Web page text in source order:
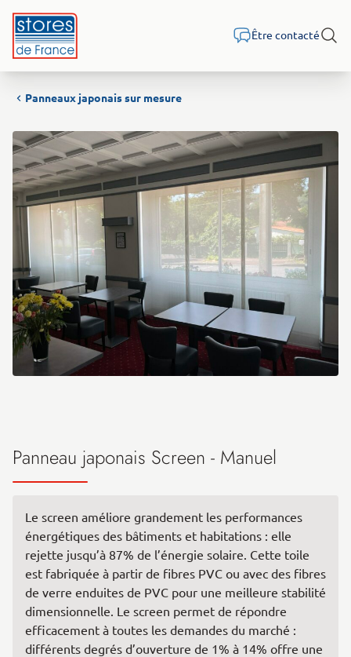
Être contacté
Panneaux japonais sur mesure
Panneau japonais Screen - Manuel
Le screen améliore grandement les performances
énergétiques des bâtiments et habitations : elle
rejette jusqu’à 87% de l’énergie solaire. Cette toile
est fabriquée à partir de fibres PVC ou avec des fibres
de verre enduites de PVC pour une meilleure stabilité
dimensionnelle. Le screen permet de répondre
efficacement à toutes les demandes du marché :
différents degrés d’ouverture de 1% à 14% offre une